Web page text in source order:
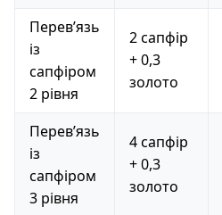
Перев’язь
із
сапфіром
2 рівня
2 сапфір
+ 0,3
золото
Перев’язь
із
сапфіром
3 рівня
4 сапфір
+ 0,3
золото